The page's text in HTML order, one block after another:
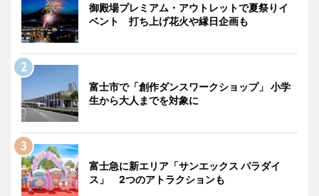
御殿場プレミアム・アウトレットで夏祭りイ
ベント 打ち上げ花火や縁日企画も
富士市で「創作ダンスワークショップ」 小学
生から大人までを対象に
富士急に新エリア「サンエックス パラダイ
ス」 2つのアトラクションも